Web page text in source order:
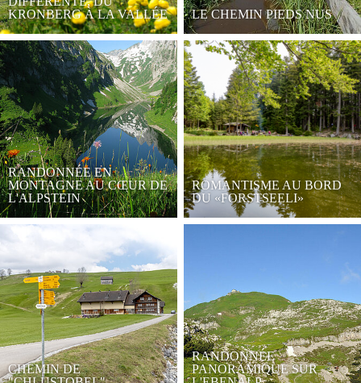
KRONBERG À LA VALLÉE
LE CHEMIN PIEDS NUS
RANDONNÉE EN
MONTAGNE AU CŒUR DE
L'ALPSTEIN
ROMANTISME AU BORD
DU «FORSTSEELI»
CHEMIN DE
RANDONNÉE
PANORAMIQUE SUR